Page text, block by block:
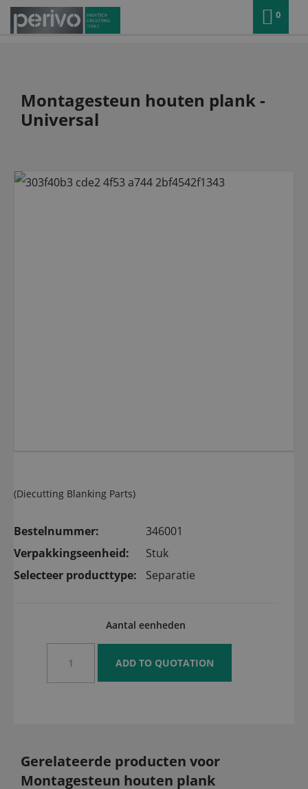
0
Montagesteun houten plank -
Universal
(Diecutting Blanking Parts)
Bestelnummer:
346001
Verpakkingseenheid:
Stuk
Selecteer producttype:
Separatie
Aantal eenheden
Gerelateerde producten voor
Montagesteun houten plank